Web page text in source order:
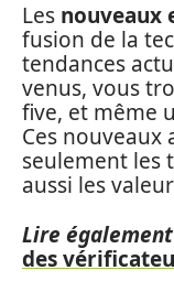
Les nouveaux
fusion de la
tendances
venus, vous
five, et même
Ces
seulement les
aussi les
Lire
des